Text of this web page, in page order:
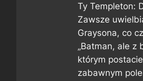
Ty Templeton:
Zawsze
Graysona, co
„Batman, ale z
którym
zabawnym